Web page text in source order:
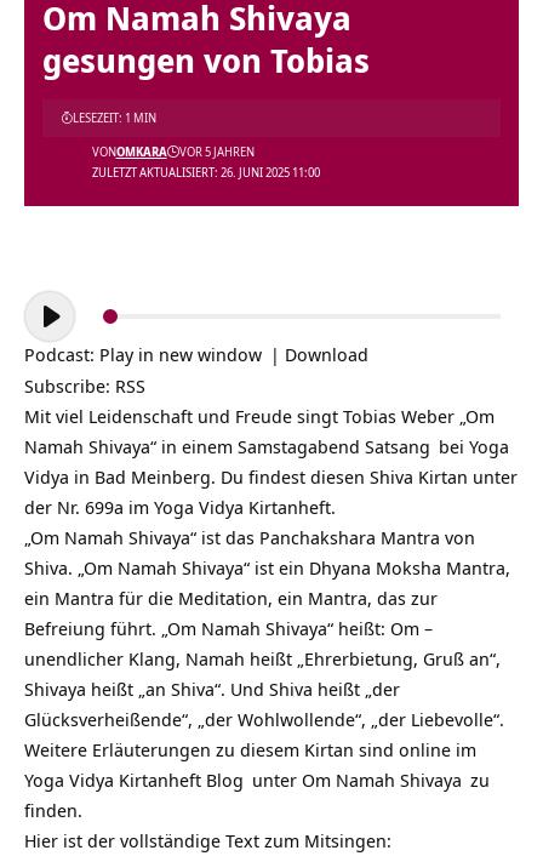
Om Namah Shivaya
gesungen von Tobias
ZULETZT AKTUALISIERT: 26. JUNI 2025 11:00
VONOMKARA VOR 5 JAHREN
LESEZEIT: 1 MIN
Audio-
Player
Podcast: Play in new window | Download
Subscribe: RSS
Mit viel Leidenschaft und Freude singt Tobias Weber „Om
Namah Shivaya“ in einem Samstagabend Satsang bei Yoga
Vidya in Bad Meinberg. Du findest diesen Shiva Kirtan unter
der Nr. 699a im Yoga Vidya Kirtanheft.
„Om Namah Shivaya“ ist das Panchakshara Mantra von
Shiva. „Om Namah Shivaya“ ist ein Dhyana Moksha Mantra,
ein Mantra für die Meditation, ein Mantra, das zur
Befreiung führt. „Om Namah Shivaya“ heißt: Om –
unendlicher Klang, Namah heißt „Ehrerbietung, Gruß an“,
Shivaya heißt „an Shiva“. Und Shiva heißt „der
Glücksverheißende“, „der Wohlwollende“, „der Liebevolle“.
Weitere Erläuterungen zu diesem Kirtan sind online im
Yoga Vidya Kirtanheft Blog unter Om Namah Shivaya zu
finden.
Hier ist der vollständige Text zum Mitsingen: